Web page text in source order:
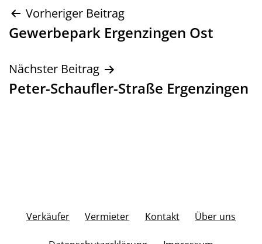
Beitragsnavigation
Vorheriger Beitrag
Gewerbepark Ergenzingen Ost
Nächster Beitrag
Peter-Schaufler-Straße Ergenzingen
Verkäufer Vermieter Kontakt Über uns